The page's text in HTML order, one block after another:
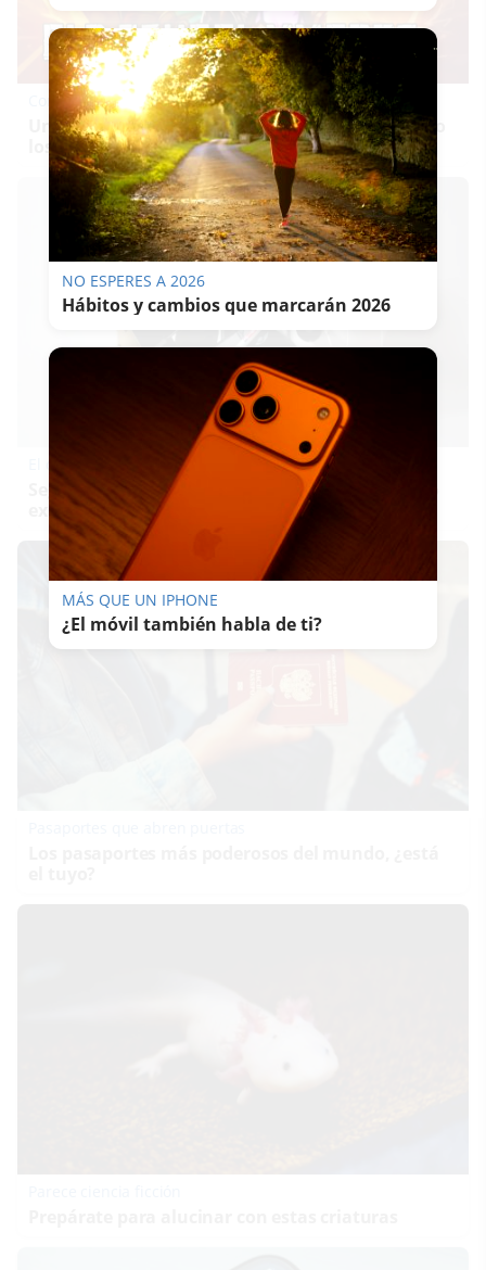
Corepunk MMORPG
Un verdadero MMORPG de la vieja escuela ¡Cómo
los de antes, pero mejor!
El cerebro hace esto
Seguro que tú también has visto caras donde no
existen
NO ESPERES A 2026
Hábitos y cambios que marcarán 2026
MÁS QUE UN IPHONE
¿El móvil también habla de ti?